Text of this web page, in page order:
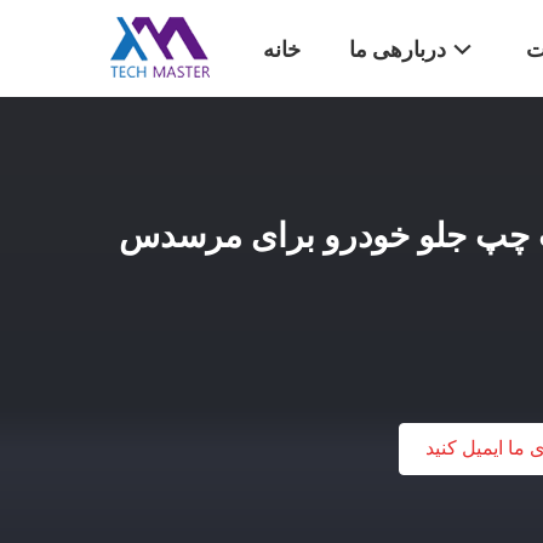
خانه دربارهی ما
چپ جلو خودرو برای مرسدس
ما ایمیل کنید